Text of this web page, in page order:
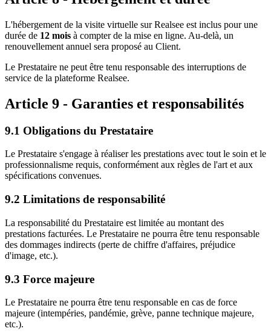
L'hébergement de la visite virtuelle sur Realsee est inclus pour une
durée de 12 mois à compter de la mise en ligne. Au-delà, un
renouvellement annuel sera proposé au Client.
Le Prestataire ne peut être tenu responsable des interruptions de
service de la plateforme Realsee.
Article 9 - Garanties et responsabilités
9.1 Obligations du Prestataire
Le Prestataire s'engage à réaliser les prestations avec tout le soin et le
professionnalisme requis, conformément aux règles de l'art et aux
spécifications convenues.
9.2 Limitations de responsabilité
La responsabilité du Prestataire est limitée au montant des
prestations facturées. Le Prestataire ne pourra être tenu responsable
des dommages indirects (perte de chiffre d'affaires, préjudice
d'image, etc.).
9.3 Force majeure
Le Prestataire ne pourra être tenu responsable en cas de force
majeure (intempéries, pandémie, grève, panne technique majeure,
etc.).